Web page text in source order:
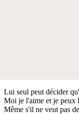
Lui seul peut décider
Moi je l'aime et je
Même s'il ne veut pas